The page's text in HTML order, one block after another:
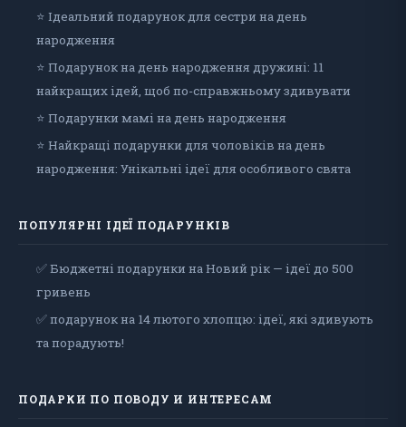
⭐ Ідеальний подарунок для сестри на день
народження
⭐ Подарунок на день народження дружині: 11
найкращих ідей, щоб по-справжньому здивувати
⭐ Подарунки мамі на день народження
⭐ Найкращі подарунки для чоловіків на день
народження: Унікальні ідеї для особливого свята
ПОПУЛЯРНІ ІДЕЇ ПОДАРУНКІВ
✅ Бюджетні подарунки на Новий рік — ідеї до 500
гривень
✅ подарунок на 14 лютого хлопцю: ідеї, які здивують
та порадують!
ПОДАРКИ ПО ПОВОДУ И ИНТЕРЕСАМ